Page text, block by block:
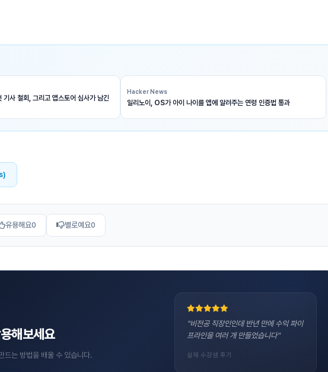
사 철회, 그리고 앱스토어 심사가 남긴
Hacker News
일리노이, OS가 아이 나이를 앱에 알려주는 연령 인증법 통과
유용해요0 별로예요0
해보세요
드는 방법을 배울 수 있습니다.
"비전공 직장인인데 반년 만에 수익 파이
프라인을 여러 개 만들었습니다"
실제 수강생 후기